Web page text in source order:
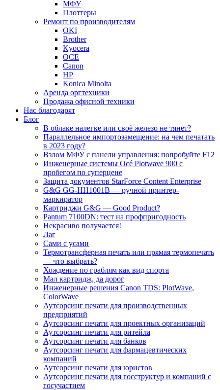
МФУ
Плоттеры
Ремонт по производителям
OKI
Brother
Kyocera
OCE
Canon
HP
Konica Minolta
Аренда оргтехники
Продажа офисной техники
Нас благодарят
Блог
В облаке налегке или своё железо не тянет?
Параллельное импортозамещение: на чем печатать
в 2023 году?
Взлом МФУ с панели управления: попробуйте F12
Инженерные системы Océ Plotwave 900 с
пробегом по суперцене
Защита документов StarForce Content Enterprise
G&G GG-HH1001B — ручной принтер-
маркиратор
Картриджи G&G — Good Product?
Pantum 7100DN: тест на профпригодность
Некрасиво получается!
Лаг
Сами с усами
Термотрансферная печать или прямая термопечать
— что выбрать?
Хождение по граблям как вид спорта
Мал картридж, да дорог
Инженерные решения Canon TDS: PlotWave,
ColorWave
Аутсорсинг печати для производственных
предприятий
Аутсорсинг печати для проектных организаций
Аутсорсинг печати для ритейла
Аутсорсинг печати для банков
Аутсорсинг печати для фармацевтических
компаний
Аутсорсинг печати для юристов
Аутсорсинг печати для госструктур и компаний с
госучастием